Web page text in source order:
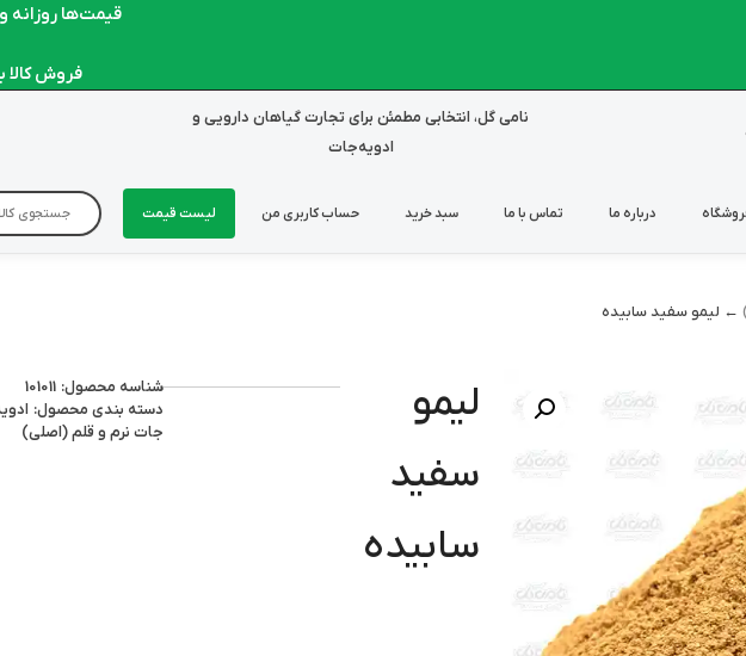
قیمت‌ها روزانه و
فروش کالا به
نامی گل، انتخابی مطمئن برای تجارت گیاهان دارویی و
ادویه‌جات
درباره ما تماس با ما سبد خرید حساب کاربری من لیست قیمت
← لیمو سفید سابیده
لیمو
سفید
سابیده
شناسه محصول: 101011
دسته بندی محصول:
جات نرم و قلم (اصلی)